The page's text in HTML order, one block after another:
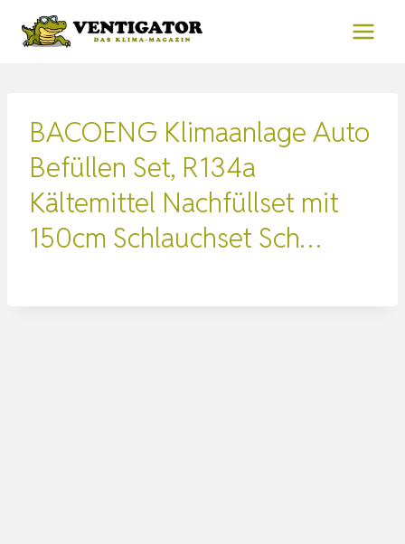
Inhalt
BACOENG Klimaanlage Auto
Befüllen Set, R134a
Kältemittel Nachfüllset mit
150cm Schlauchset Sch…